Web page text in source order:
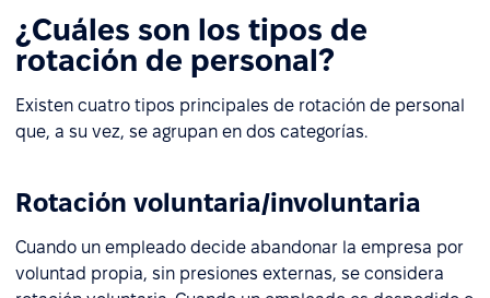
¿Cuáles son los tipos de
rotación de personal?
Existen cuatro tipos principales de rotación de personal
que, a su vez, se agrupan en dos categorías.
Rotación voluntaria/involuntaria
Cuando un empleado decide abandonar la empresa por
voluntad propia, sin presiones externas, se considera